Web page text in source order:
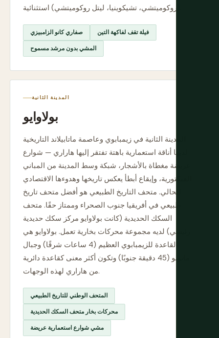
صفاري كانو الزامبيزي فيلة تقف لفاكهة التين
المشي بدون مرشد مسموح
المدينة الثانية
بولاوايو
المدينة الثانية في زيمبابوي وعاصمة ماتابيلاند التاريخية
لديها أناقة استعمارية باهتة تفتقر إليها هاراري — شوارع
عريضة مغطاة بالأشجار، شبكة وسط المدينة من المباني
الفيكتورية، وإيقاع أبطأ يعكس تاريخها وهدوءها الاقتصادي
الحالي. متحف التاريخ الطبيعي هو أفضل متحف تاريخ
طبيعي في أفريقيا جنوب الصحراء وممتاز حقًا. متحف
السكك الحديدية (كانت بولاوايو مركز سكك حديدية
رئيسي) لديه مجموعة محركات بخارية تعمل. بولاوايو هي
القاعدة للزيمبابوي العظيم (4 ساعات شرقًا) وجبال
ماتوبو (45 دقيقة جنوبًا) وتكون أكثر معنى كقاعدة دائرية
من هاراري لهذه الوجهات.
المتحف الوطني للتاريخ الطبيعي
محركات بخار متحف السكك الحديدية
مشي شوارع استعمارية عريضة